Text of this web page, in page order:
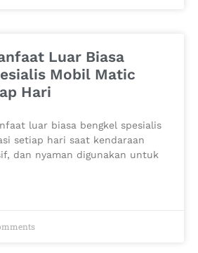
Luar Biasa
Mobil Matic
Hari
luar biasa bengkel spesialis
setiap hari saat kendaraan
dan nyaman digunakan untuk